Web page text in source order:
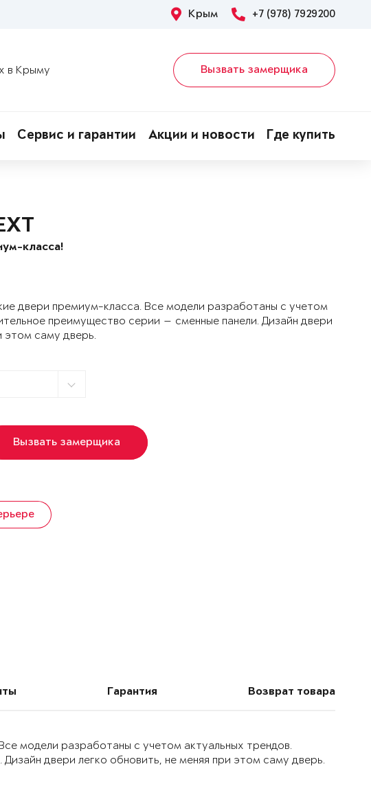
Крым +7 (978) 7929200
в Крыму Вызвать замерщика
Сервис и гарантии Акции и новости Где купить
класса!
двери премиум-класса. Все модели разработаны с учетом
преимущество серии — сменные панели. Дизайн двери
этом саму дверь.
Вызвать замерщика
Гарантия Возврат товара
модели разработаны с учетом актуальных трендов.
двери легко обновить, не меняя при этом саму дверь.